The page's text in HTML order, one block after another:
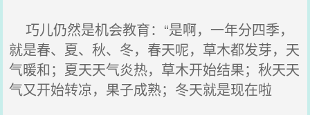
巧儿仍然是机会教育：“是啊，一年分四季，
就是春、夏、秋、冬，春天呢，草木都发芽，天
气暖和；夏天天气炎热，草木开始结果；秋天天
气又开始转凉，果子成熟；冬天就是现在啦